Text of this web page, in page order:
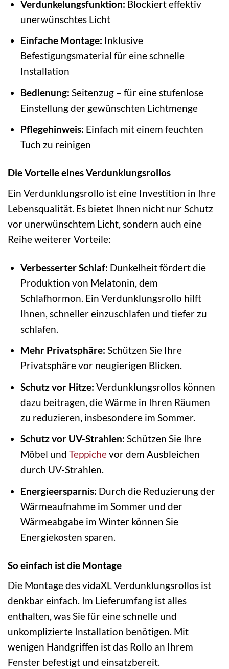
Verdunkelungsfunktion: Blockiert effektiv
unerwünschtes Licht
Einfache Montage: Inklusive
Befestigungsmaterial für eine schnelle
Installation
Bedienung: Seitenzug – für eine stufenlose
Einstellung der gewünschten Lichtmenge
Pflegehinweis: Einfach mit einem feuchten
Tuch zu reinigen
Die Vorteile eines Verdunklungsrollos
Ein Verdunklungsrollo ist eine Investition in Ihre
Lebensqualität. Es bietet Ihnen nicht nur Schutz
vor unerwünschtem Licht, sondern auch eine
Reihe weiterer Vorteile:
Verbesserter Schlaf: Dunkelheit fördert die
Produktion von Melatonin, dem
Schlafhormon. Ein Verdunklungsrollo hilft
Ihnen, schneller einzuschlafen und tiefer zu
schlafen.
Mehr Privatsphäre: Schützen Sie Ihre
Privatsphäre vor neugierigen Blicken.
Schutz vor Hitze: Verdunklungsrollos können
dazu beitragen, die Wärme in Ihren Räumen
zu reduzieren, insbesondere im Sommer.
Schutz vor UV-Strahlen: Schützen Sie Ihre
Möbel und Teppichevor dem Ausbleichen
durch UV-Strahlen.
Energieersparnis: Durch die Reduzierung der
Wärmeaufnahme im Sommer und der
Wärmeabgabe im Winter können Sie
Energiekosten sparen.
So einfach ist die Montage
Die Montage des vidaXL Verdunklungsrollos ist
denkbar einfach. Im Lieferumfang ist alles
enthalten, was Sie für eine schnelle und
unkomplizierte Installation benötigen. Mit
wenigen Handgriffen ist das Rollo an Ihrem
Fenster befestigt und einsatzbereit.